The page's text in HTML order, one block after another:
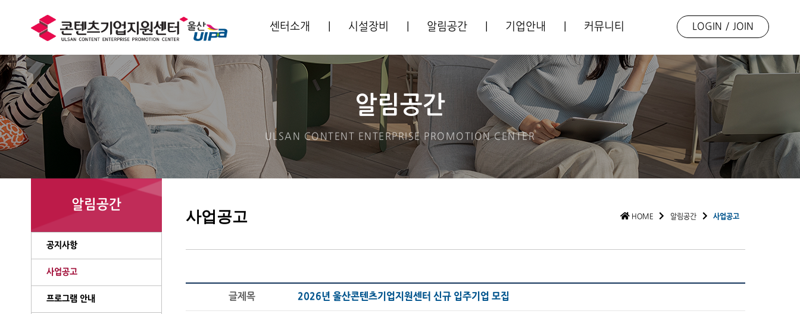
센터소개 시설장비 알림공간 기업안내 커뮤니티
센터소개
주요사업
오시는길
시설안내
장비안내
공지사항
사업공고
프로그램안내
입주안내
입주기업소개 언론보도
동향자료
포토갤러리
Q&A
LOGIN / JOIN
알림공간
ULSAN CONTENT ENTERPRISEPROMOTION CENTER
알림공간
공지사항
사업공고
프로그램 안내
사업공고 HOME 알림공간 사업공고
글제목 2026년 울산콘텐츠기업지원센터 신규 입주기업 모집